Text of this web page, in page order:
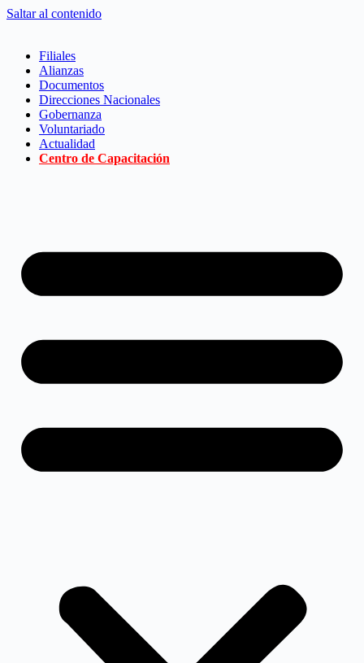
Saltar al contenido
Filiales
Alianzas
Documentos
Direcciones Nacionales
Gobernanza
Voluntariado
Actualidad
Centro de Capacitación